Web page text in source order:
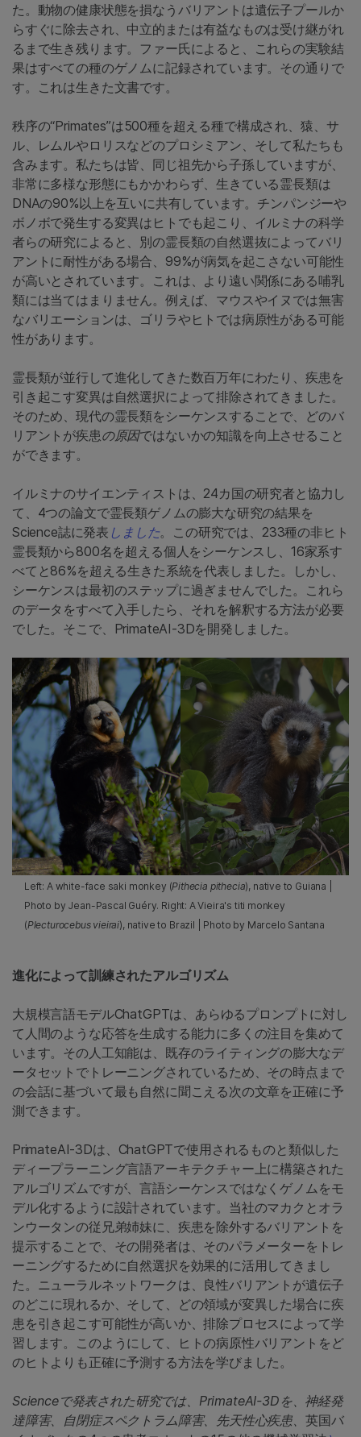
た。動物の健康状態を損なうバリアントは遺伝子プールか
らすぐに除去され、中立的または有益なものは受け継がれ
るまで生き残ります。ファー氏によると、これらの実験結
果はすべての種のゲノムに記録されています。その通りで
す。これは生きた文書です。
秩序の“Primates”は500種を超える種で構成され、猿、サ
ル、レムルやロリスなどのプロシミアン、そして私たちも
含みます。私たちは皆、同じ祖先から子孫していますが、
非常に多様な形態にもかかわらず、生きている霊長類は
DNAの90%以上を互いに共有しています。チンパンジーや
ボノボで発生する変異はヒトでも起こり、イルミナの科学
者らの研究によると、別の霊長類の自然選抜によってバリ
アントに耐性がある場合、99%が病気を起こさない可能性
が高いとされています。これは、より遠い関係にある哺乳
類には当てはまりません。例えば、マウスやイヌでは無害
なバリエーションは、ゴリラやヒトでは病原性がある可能
性があります。
霊長類が並行して進化してきた数百万年にわたり、疾患を
引き起こす変異は自然選択によって排除されてきました。
そのため、現代の霊長類をシーケンスすることで、どのバ
リアントが疾患の原因ではないかの知識を向上させること
ができます。
イルミナのサイエンティストは、24カ国の研究者と協力し
て、4つの論文で霊長類ゲノムの膨大な研究の結果を
Science誌に発表 しました。この研究では、233種の非ヒト
霊長類から800名を超える個人をシーケンスし、16家系す
べてと86%を超える生きた系統を代表しました。しかし、
シーケンスは最初のステップに過ぎませんでした。これら
のデータをすべて入手したら、それを解釈する方法が必要
でした。そこで、PrimateAI-3Dを開発しました。
Left: A white-face saki monkey (Pithecia pithecia), native to Guiana |
Photo by Jean-Pascal Guéry. Right: A Vieira's titi monkey
(Plecturocebus vieirai), native to Brazil | Photo by Marcelo Santana
進化によって訓練されたアルゴリズム
大規模言語モデルChatGPTは、あらゆるプロンプトに対し
て人間のような応答を生成する能力に多くの注目を集めて
います。その人工知能は、既存のライティングの膨大なデ
ータセットでトレーニングされているため、その時点まで
の会話に基づいて最も自然に聞こえる次の文章を正確に予
測できます。
PrimateAI-3Dは、ChatGPTで使用されるものと類似した
ディープラーニング言語アーキテクチャー上に構築された
アルゴリズムですが、言語シーケンスではなくゲノムをモ
デル化するように設計されています。当社のマカクとオラ
ンウータンの従兄弟姉妹に、疾患を除外するバリアントを
提示することで、その開発者は、そのパラメーターをトレ
ーニングするために自然選択を効果的に活用してきまし
た。ニューラルネットワークは、良性バリアントが遺伝子
のどこに現れるか、そして、どの領域が変異した場合に疾
患を引き起こす可能性が高いか、排除プロセスによって学
習します。このようにして、ヒトの病原性バリアントをど
のヒトよりも正確に予測する方法を学びました。
Scienceで発表された研究では、PrimateAI-3Dを、神経発
達障害、自閉症スペクトラム障害、先天性心疾患、 英国バ